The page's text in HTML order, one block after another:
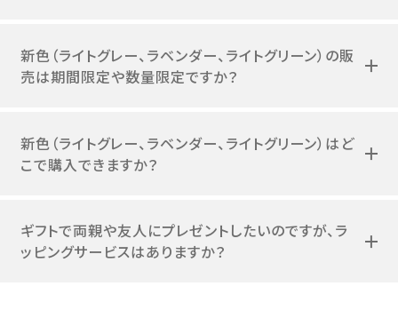
新色（ライトグレー、ラベンダー、ライトグリーン）の販
売は期間限定や数量限定ですか？
新色（ライトグレー、ラベンダー、ライトグリーン）はど
こで購入できますか？
ギフトで両親や友人にプレゼントしたいのですが、ラ
ッピングサービスはありますか？